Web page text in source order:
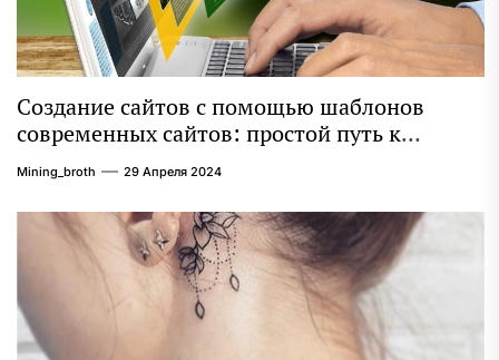
Создание сайтов с помощью шаблонов
современных сайтов: простой путь к
качественному веб-присутствию
Mining_broth 29 Апреля 2024